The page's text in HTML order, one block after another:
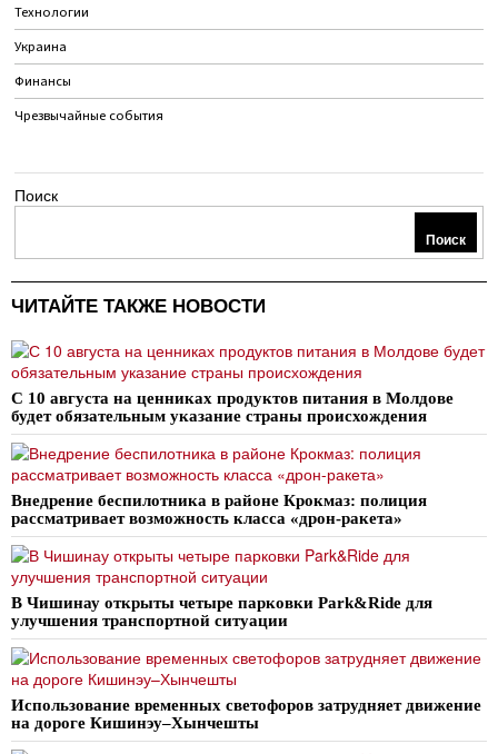
Технологии
Украина
Финансы
Чрезвычайные события
Поиск
Поиск
ЧИТАЙТЕ ТАКЖЕ НОВОСТИ
С 10 августа на ценниках продуктов питания в Молдове
будет обязательным указание страны происхождения
Внедрение беспилотника в районе Крокмаз: полиция
рассматривает возможность класса «дрон-ракета»
В Чишинау открыты четыре парковки Park&Ride для
улучшения транспортной ситуации
Использование временных светофоров затрудняет движение
на дороге Кишинэу–Хынчешты